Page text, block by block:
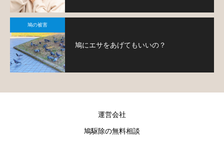
鳩の被害
鳩にエサをあげてもいいの？
運営会社
鳩駆除の無料相談